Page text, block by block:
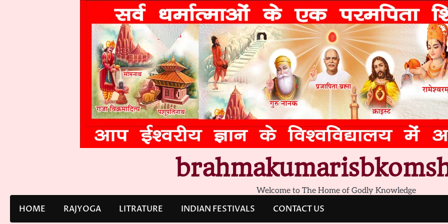
Welcome to The Home of Godly Knowledge
HOME RAJYOGA LITRATURE INDIAN FESTIVALS CONTACT US